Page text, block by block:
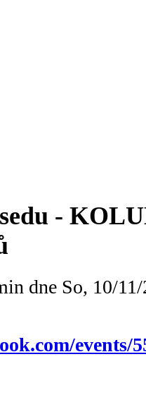
-
dne So, 10/
events/